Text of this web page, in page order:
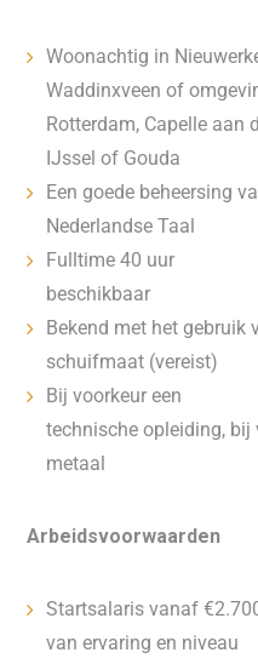
Woonachtig in
Waddinxveen of
Rotterdam, Capelle aan
IJssel of Gouda
Een goede beheersing
Nederlandse Taal
Fulltime 40 uur
beschikbaar
Bekend met het gebruik
schuifmaat (vereist)
Bij voorkeur een
technische opleiding, bij
metaal
Arbeidsvoorwaarden
Startsalaris vanaf
van ervaring en niveau